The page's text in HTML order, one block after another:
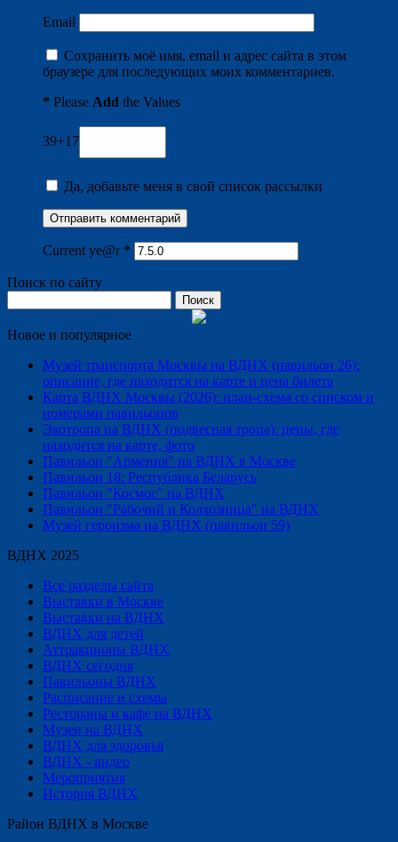
Email
Сохранить моё имя, email и адрес сайта в этом
браузере для последующих моих комментариев.
* Please Add the Values
39+17
Да, добавьте меня в свой список рассылки
Current ye@r *
Поиск по сайту
Новое и популярное
Музей транспорта Москвы на ВДНХ (павильон 26):
описание, где находится на карте и цена билета
Карта ВДНХ Москвы (2026): план-схема со списком и
номерами павильонов
Экотропа на ВДНХ (подвесная тропа): цены, где
находится на карте, фото
Павильон "Армения" на ВДНХ в Москве
Павильон 18: Республика Беларусь
Павильон "Космос" на ВДНХ
Павильон "Рабочий и Колхозница" на ВДНХ
Музей героизма на ВДНХ (павильон 59)
ВДНХ 2025
Все разделы сайта
Выставки в Москве
Выставки на ВДНХ
ВДНХ для детей
Аттракционы ВДНХ
ВДНХ сегодня
Павильоны ВДНХ
Расписание и схемы
Рестораны и кафе на ВДНХ
Музеи на ВДНХ
ВДНХ для здоровья
ВДНХ - видео
Мероприятия
История ВДНХ
Район ВДНХ в Москве